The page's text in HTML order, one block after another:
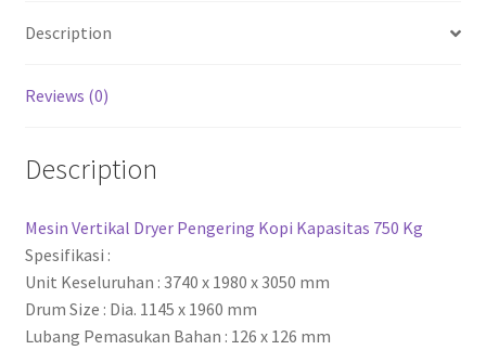
Description
Reviews (0)
Description
Mesin Vertikal Dryer Pengering Kopi Kapasitas 750 Kg
Spesifikasi :
Unit Keseluruhan : 3740 x 1980 x 3050 mm
Drum Size : Dia. 1145 x 1960 mm
Lubang Pemasukan Bahan : 126 x 126 mm